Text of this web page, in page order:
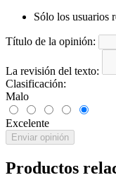
Sólo los usuarios
Título de la opinión:
La revisión del texto:
Clasificación:
Malo
Excelente
Enviar opinión
Productos